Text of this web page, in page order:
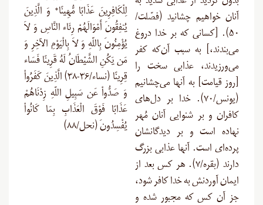
بدون تردید از عذابی شدید به
آنان خواهیم چشانید (فصّلت/
۵۰). [کسانی که بر خدا دروغ
می‌بندند،] به سبب آن‌که کفر
می‌ورزیدند، عذابی سخت را
[روز قیامت] به آنها می‌چشانیم
(یونس/۷۰). خدا بر دل‌های
کافران و بر شنوایی آنان مُهر
نهاده است و بر دیدگانشان
پرده‌ای است. آنها عذابی بزرگ
دارند (بقره/۷). هر کس بعد از
ایمان آوردنش به خدا کافر شود،
جز آن کس که مجبور شده و
لِلْكَافِرِينَ عَذَابًا مُّهِينًا* وَ الَّذِينَ
يُنفِقُونَ أَمْوَالَهُمْ رِئَاء النَّاسِ وَ لاَ
يُؤْمِنُونَ بِاللّهِ وَ لاَ بِالْيَوْمِ الآخِرِ وَ
مَن يَكُنِ الشَّيْطَانُ لَهُ قَرِينًا فَسَاء
قِرِينًا (نساء/۳۶-۳۸) الَّذِينَ كَفَرُواْ
وَ صَدُّواْ عَن سَبِيلِ اللّهِ زِدْنَاهُمْ
عَذَابًا فَوْقَ الْعَذَابِ بِمَا كَانُواْ
يُفْسِدُونَ (نحل/۸۸)